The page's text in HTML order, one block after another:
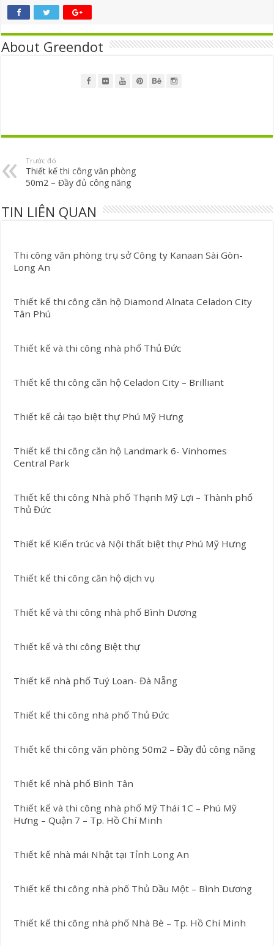
About Greendot
Trước đó
Thiết kế thi công văn phòng
50m2 – Đầy đủ công năng
TIN LIÊN QUAN
Thi công văn phòng trụ sở Công ty Kanaan Sài Gòn-
Long An
Thiết kế thi công căn hộ Diamond Alnata Celadon City
Tân Phú
Thiết kế và thi công nhà phố Thủ Đức
Thiết kế thi công căn hộ Celadon City – Brilliant
Thiết kế cải tạo biệt thự Phú Mỹ Hưng
Thiết kế thi công căn hộ Landmark 6- Vinhomes
Central Park
Thiết kế thi công Nhà phố Thạnh Mỹ Lợi – Thành phố
Thủ Đức
Thiết kế Kiến trúc và Nội thất biệt thự Phú Mỹ Hưng
Thiết kế thi công căn hộ dịch vụ
Thiết kế và thi công nhà phố Bình Dương
Thiết kế và thi công Biệt thự
Thiết kế nhà phố Tuý Loan- Đà Nẵng
Thiết kế thi công nhà phố Thủ Đức
Thiết kế thi công văn phòng 50m2 – Đầy đủ công năng
Thiết kế nhà phố Bình Tân
Thiết kế và thi công nhà phố Mỹ Thái 1C – Phú Mỹ
Hưng – Quận 7 – Tp. Hồ Chí Minh
Thiết kế nhà mái Nhật tại Tỉnh Long An
Thiết kế thi công nhà phố Thủ Dầu Một – Bình Dương
Thiết kế thi công nhà phố Nhà Bè – Tp. Hồ Chí Minh